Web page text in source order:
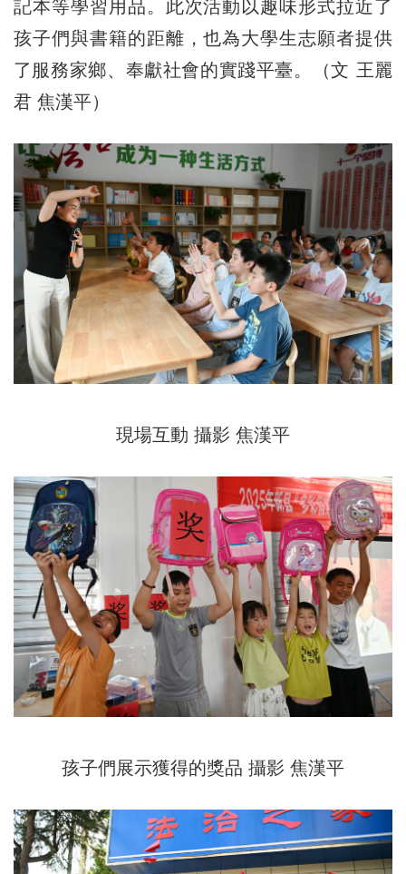
記本等學習用品。此次活動以趣味形式拉近了
孩子們與書籍的距離，也為大學生志願者提供
了服務家鄉、奉獻社會的實踐平臺。（文 王麗
君 焦漢平）
現場互動 攝影 焦漢平
孩子們展示獲得的獎品 攝影 焦漢平